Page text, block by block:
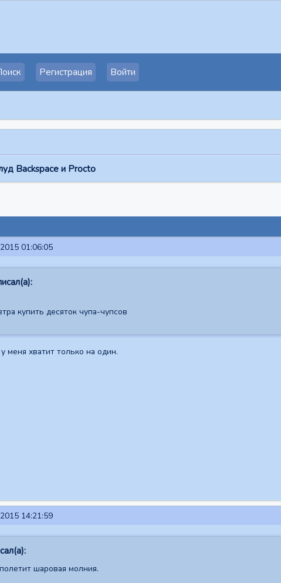
Регистрация Войти
Backspace и Procto
01:06:05
купить десяток чупа-чупсов
меня хватит только на один.
14:21:59
шаровая молния.